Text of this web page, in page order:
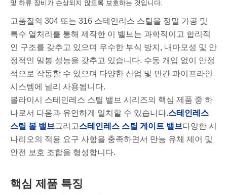
및 하류 장비가 손상되지 않도록 보호하는 것입니다.
고품질의 304 또는 316 스테인리스 스틸을 정밀 가공 및
특수 열처리를 통해 제작한 이 밸브는 과학적이고 합리적
인 구조를 갖추고 있으며 우수한 부식 방지, 내마모성 및 안
정적인 밀봉 성능을 갖추고 있습니다. 수동 개입 없이 안정
적으로 작동할 수 있으며 다양한 산업 및 민간 파이프라인
시스템에 널리 사용됩니다.
볼라이시 스테인레스 스틸 밸브 시리즈의 핵심 제품 중 하
나로서 다음과 유연하게 일치할 수 있습니다.스테인레스
스틸 볼 밸브그리고스테인레스 스틸 게이트 밸브다양한 시
나리오의 적용 요구 사항을 충족하면서 만능 유체 제어 및
안전 보호 조합을 형성합니다.
핵심 제품 특징